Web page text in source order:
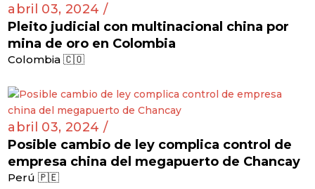
abril 03, 2024 /
Pleito judicial con multinacional china por
mina de oro en Colombia
Colombia 🇨🇴
abril 03, 2024 /
Posible cambio de ley complica control de
empresa china del megapuerto de Chancay
Perú 🇵🇪